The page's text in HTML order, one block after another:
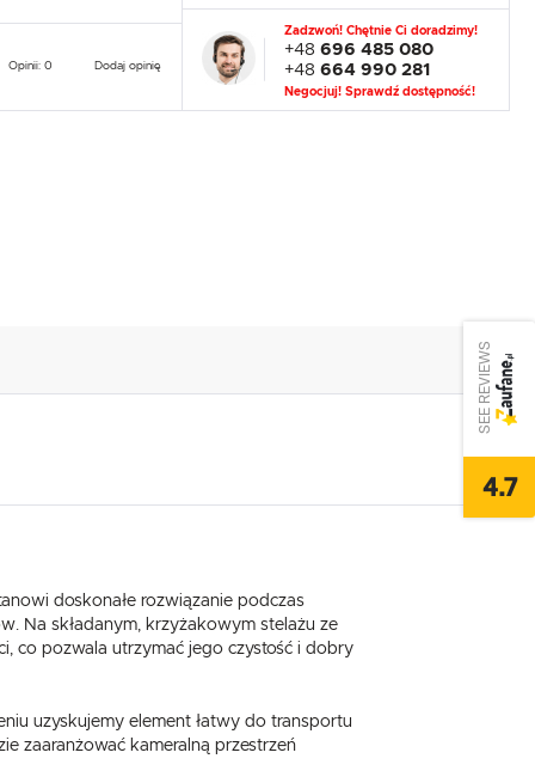
Opinii: 0 Dodaj opinię
Zadzwoń! Chętnie Ci doradzimy!
+48 696 485 080
+48 664 990 281
Negocjuj! Sprawdź dostępność!
doskonałe rozwiązanie podczas
Na składanym, krzyżakowym stelażu ze
co pozwala utrzymać jego czystość i dobry
uzyskujemy element łatwy do transportu
zaaranżować kameralną przestrzeń
SEE REVIEWS
4.7